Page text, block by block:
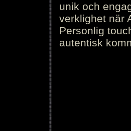
unik och
verklighet när
Personlig
autentisk